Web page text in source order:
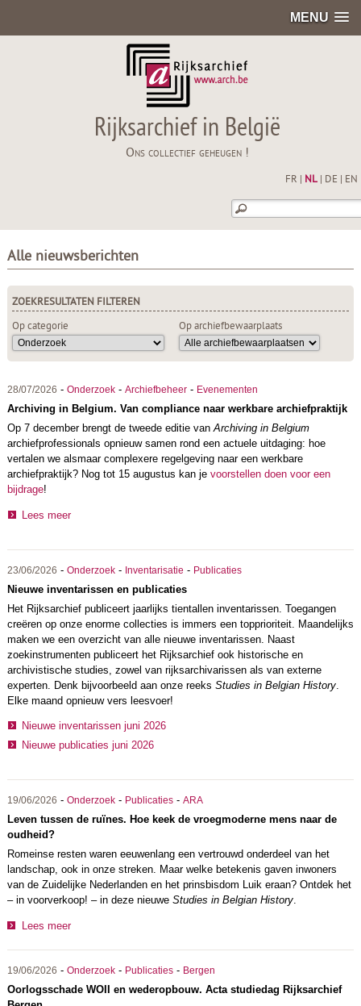
MENU
Rijksarchief in België
Ons collectief geheugen !
FR NL| DE EN
Alle nieuwsberichten
ZOEKRESULTATEN FILTEREN
Op categorie
Op archiefbewaarplaats
28/07/2026 - Onderzoek- Archiefbeheer- Evenementen
Archiving in Belgium. Van compliance naar werkbare archiefpraktijk
Op 7 december brengt de tweede editie vanArchiving in Belgium
archiefprofessionals opnieuw samen rond een actuele uitdaging: hoe
vertalen we alsmaar complexere regelgeving naar een werkbare
archiefpraktijk? Nog tot 15 augustus kan je voorstellen doen voor een
bijdrage!
Lees meer
23/06/2026 - Onderzoek- Inventarisatie - Publicaties
Nieuwe inventarissen en publicaties
Het Rijksarchief publiceert jaarlijks tientallen inventarissen. Toegangen
creëren op onze enorme collecties is immers een topprioriteit. Maandelijks
maken we een overzicht van alle nieuwe inventarissen. Naast
zoekinstrumenten publiceert het Rijksarchief ook historische en
archivistische studies, zowel van rijksarchivarissen als van externe
experten. Denk bijvoorbeeld aan onze reeks Studies in Belgian History.
Elke maand opnieuw vers leesvoer!
Nieuwe inventarissen juni 2026
Nieuwe publicaties juni 2026
19/06/2026 - Onderzoek- Publicaties- ARA
Leven tussen de ruïnes. Hoe keek de vroegmoderne mens naar de
oudheid?
Romeinse resten waren eeuwenlang een vertrouwd onderdeel van het
landschap, ook in onze streken. Maar welke betekenis gaven inwoners
van de Zuidelijke Nederlanden en het prinsbisdom Luik eraan? Ontdek het
– in voorverkoop! – in deze nieuwe Studies in Belgian History.
Lees meer
19/06/2026 - Onderzoek- Publicaties- Bergen
Oorlogsschade WOII en wederopbouw. Acta studiedag Rijksarchief